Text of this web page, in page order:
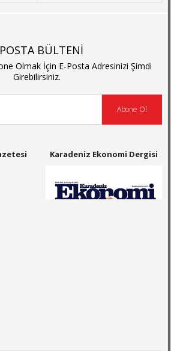
BÜLTENİ
Olmak İçin E-Posta Adresinizi Şimdi
Girebilirsiniz.
Abone Ol
Karadeniz Ekonomi Dergisi